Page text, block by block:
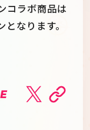
コラボ商品は
なります。